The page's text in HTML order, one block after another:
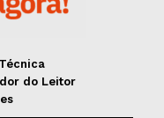
do Leitor